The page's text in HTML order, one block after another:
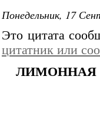
Понедельник, 17
Это цитата
цитатник или
ЛИМОННАЯ